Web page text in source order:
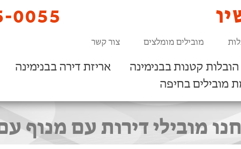
0055
מובילים מומלצים צור קשר
הובלות קטנות בבנימינה אריזת דירה בבנימינה
מובילים בחיפה
מובילי דירות עם מנוף